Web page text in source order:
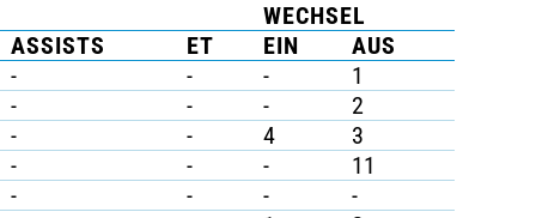
WECHSEL
ASSISTS
ET EIN
AUS
-
- -
1
-
- -
2
-
- 4
3
-
- -
11
-
- -
-